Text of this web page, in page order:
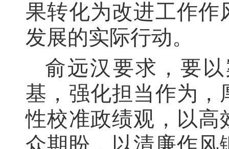
果转化为改进工作
发展的实际行动。
俞远汉要求，要
基，强化担当作为
性校准政绩观，以高